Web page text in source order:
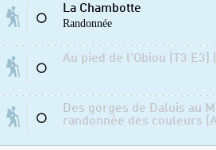
⚪
La Chambotte
Randonnée
⚪
Au pied de l'Obiou (T3 E3)
⚪
Des gorges de Daluis au
randonnée des couleurs